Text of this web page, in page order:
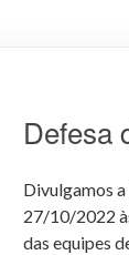
Defesa
Divulgamos
27/10/2022
das equipes